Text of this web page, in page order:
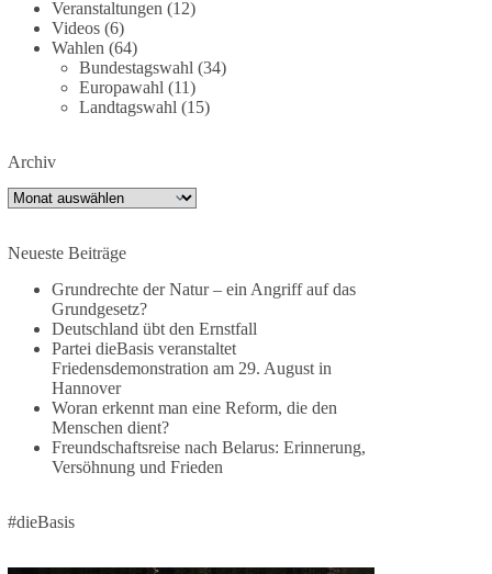
26 69 Auf Facebook ansehen
🌍 Migration darf niemals zum politischen
Die Ereignisse in Ceuta zeigen, wie schnell
Menschen zwischen geopolitische Interessen
geraten können. Unabhängig davon, welche
politischen oder diplomatischen Ursachen diese
Krise im Einzelnen hatte, eines wird deutlich:
Wenn Migration als Druckmittel eingesetzt oder
von Schleusernetzwerken ausgenutzt werden
kann, verlieren am Ende immer die Menschen.
🟩🟩🟦🟦🟥🟥🟧🟧
dieBasis meint:
Veranstaltungen (12)
Videos(6)
Wahlen (64)
Bundestagswahl (34)
Europawahl (11)
Landtagswahl (15)
Archiv
Archiv
Neueste Beiträge
Grundrechte der Natur – ein Angriff auf das
Grundgesetz?
Deutschland übt den Ernstfall
Partei dieBasis veranstaltet
Friedensdemonstration am 29. August in
Hannover
Woran erkennt man eine Reform, die den
Menschen dient?
Freundschaftsreise nach Belarus: Erinnerung,
Versöhnung und Frieden
#dieBasis